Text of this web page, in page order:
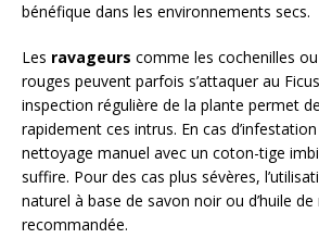
bénéfique dans les environnements secs.
Les ravageurs comme les cochenilles
rouges peuvent parfois s’attaquer au
inspection régulière de la plante permet
rapidement ces intrus. En cas
nettoyage manuel avec un coton-tige
suffire. Pour des cas plus sévères,
naturel à base de savon noir ou d’huile
recommandée.